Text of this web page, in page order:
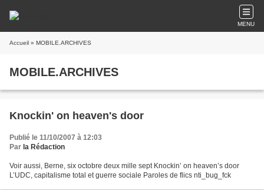
MENU
Accueil » MOBILE.ARCHIVES
MOBILE.ARCHIVES
Knockin' on heaven's door
Publié le 11/10/2007 à 12:03
Par la Rédaction
Voir aussi, Berne, six octobre deux mille sept Knockin’ on heaven’s door
L’UDC, capitalisme total et guerre sociale Paroles de flics nti_bug_fck